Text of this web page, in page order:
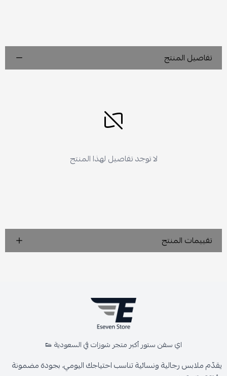
تفاصيل المنتج
لا توجد تفاصيل لهذا المنتج
تقييمات المنتج
اي سفن ستور أكبر متجر شوزات في السعودية 👟
يقدّم ملابس رجالية ونسائية تناسب احتياجك اليومي، بجودة مضمونة